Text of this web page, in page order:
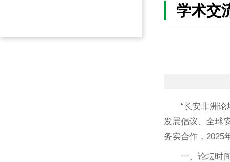
学术交
“长安非洲
发展倡议、全球
务实合作，2025
一、论坛时